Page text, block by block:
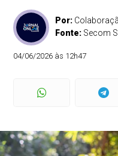
Por:
Fonte: Secom
04/06/2026 às 12h47